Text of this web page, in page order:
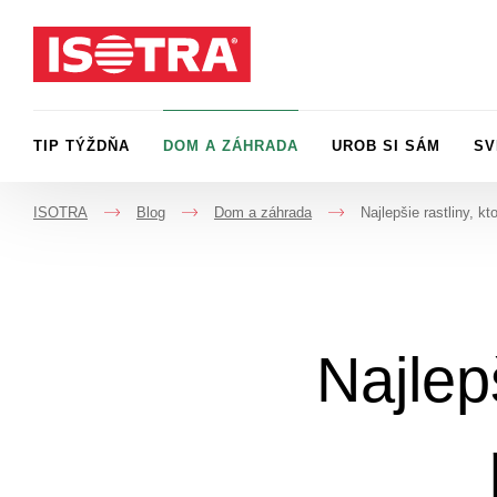
TIP TÝŽDŇA DOM A ZÁHRADA UROB SI SÁM
ISOTRA
->
Blog
->
Dom a záhrada
->
Najlepšie rastliny,